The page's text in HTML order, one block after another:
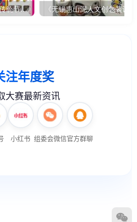
《纸裁四季——二十四传统节气文创设计》 《无锡惠山泥人文创包装设